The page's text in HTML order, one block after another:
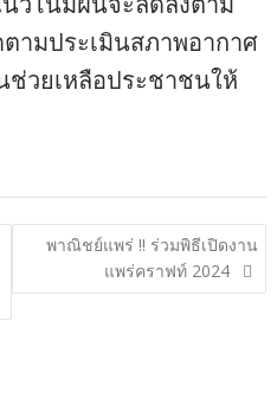
ามประเมินสภาพอากาศ
ช่วยเหลือประชาชนให้
พาณิชย์แพร่ !! ร่วมพิธีเปิดงาน
แพร่คราฟท์ 2024